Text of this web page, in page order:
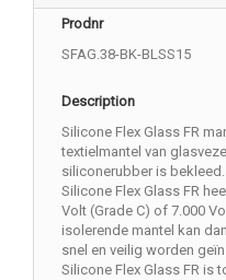
Prodnr
SFAG.38-BK-BLSS15
Description
Silicone Flex Glass FR
textielmantel van
siliconerubber is bekleed.
Silicone Flex Glass FR
Volt (Grade C) of 7.000
isolerende mantel kan
snel en veilig worden
Silicone Flex Glass FR is